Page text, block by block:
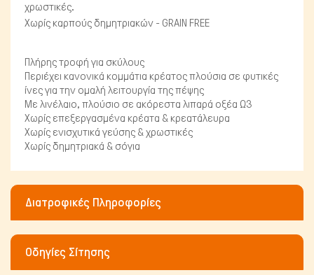
Μικρά ζώα
χρωστικές.
Χωρίς καρπούς δημητριακών - GRAIN FREE
Πλήρης τροφή για σκύλους
Περιέχει κανονικά κομμάτια κρέατος πλούσια σε φυτικές
ίνες για την ομαλή λειτουργία της πέψης
Με λινέλαιο, πλούσιο σε ακόρεστα λιπαρά οξέα Ω3
Χωρίς επεξεργασμένα κρέατα & κρεατάλευρα
Χωρίς ενισχυτικά γεύσης & χρωστικές
Χωρίς δημητριακά & σόγια
Διατροφικές Πληροφορίες
Οδηγίες Σίτησης